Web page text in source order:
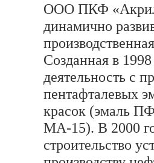
ООО ПКФ
динамично
Созданная в
деятельность с
пентафталевых
красок (эмаль
МА-15). В 2000
строительство